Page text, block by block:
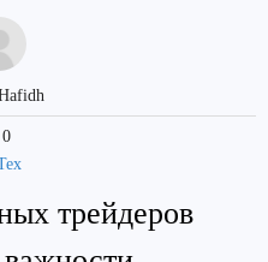
0
трейдеров